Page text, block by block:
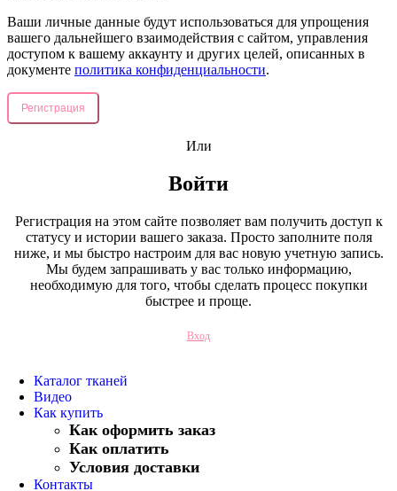
Ваши личные данные будут использоваться для упрощения
вашего дальнейшего взаимодействия с сайтом, управления
доступом к вашему аккаунту и других целей, описанных в
документе политика конфиденциальности.
Регистрация
Или
Войти
Регистрация на этом сайте позволяет вам получить доступ к
статусу и истории вашего заказа. Просто заполните поля
ниже, и мы быстро настроим для вас новую учетную запись.
Мы будем запрашивать у вас только информацию,
необходимую для того, чтобы сделать процесс покупки
быстрее и проще.
Вход
Каталог тканей
Видео
Как купить
Как оформить заказ
Как оплатить
Условия доставки
Контакты